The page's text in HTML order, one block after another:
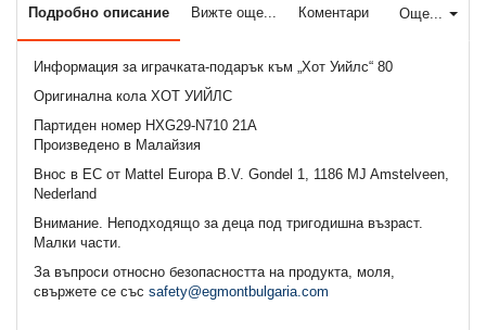
Още...
Подробно описание Вижте още... Коментари
Информация за играчката-подарък към „Хот Уийлс“ 80
Оригинална кола ХОТ УИЙЛС
Партиден номер HXG29-N710 21A
Произведено в Малайзия
Внос в ЕС от Mattel Europa B.V. Gondel 1, 1186 MJ Amstelveen,
Nederland
Внимание. Неподходящo за деца под тригодишна възраст.
Малки части.
За въпроси относно безопасността на продукта, моля,
свържете се със safety@egmontbulgaria.com